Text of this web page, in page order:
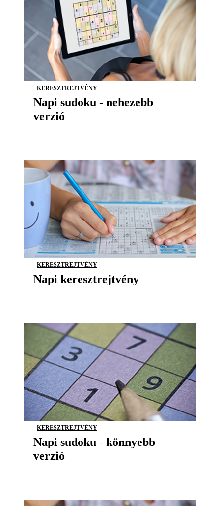
KERESZTREJTVÉNY
Napi sudoku - nehezebb
verzió
KERESZTREJTVÉNY
Napi keresztrejtvény
KERESZTREJTVÉNY
Napi sudoku - könnyebb
verzió